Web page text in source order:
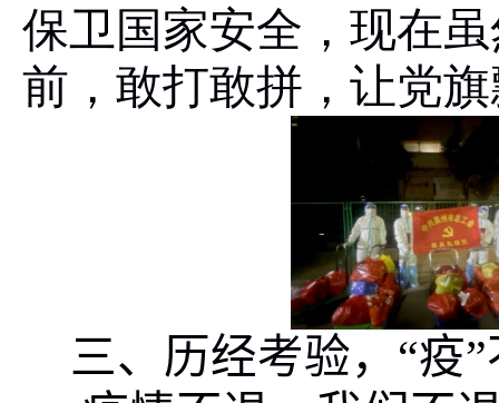
保卫国家安全，现在
前，敢打敢拼，让党
三、历经考验，“疫